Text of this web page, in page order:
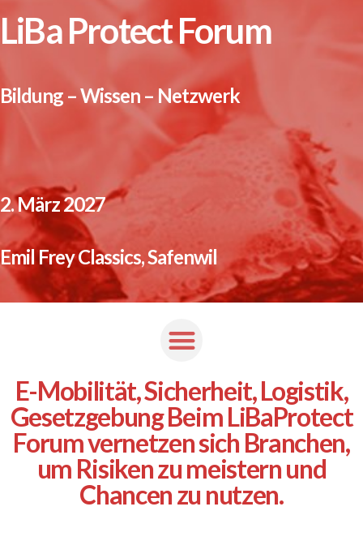
LiBa ProtectForum
Bildung – Wissen – Netzwerk
2. März 2027
Emil Frey Classics, Safenwil
E-Mobilität, Sicherheit, Logistik,
Gesetzgebung Beim LiBaProtect
Forum vernetzen sich Branchen,
um Risiken zu meistern und
Chancen zu nutzen.